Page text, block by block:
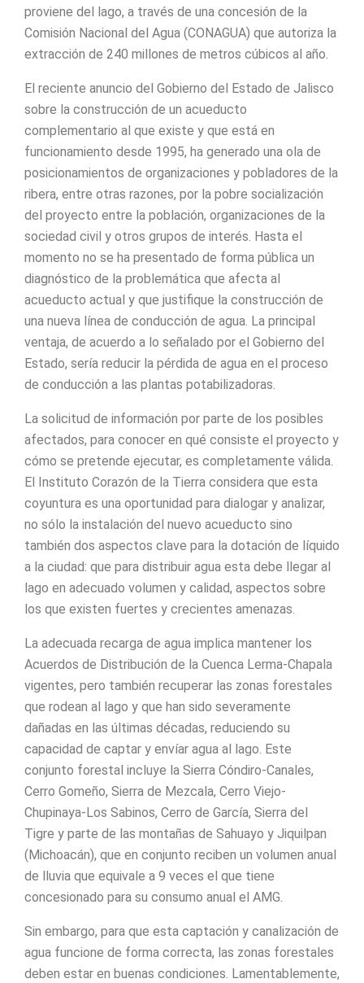
proviene del lago, a través de una concesión de la
Comisión Nacional del Agua (CONAGUA) que autoriza la
extracción de 240 millones de metros cúbicos al año.
El reciente anuncio del Gobierno del Estado de Jalisco
sobre la construcción de un acueducto
complementario al que existe y que está en
funcionamiento desde 1995, ha generado una ola de
posicionamientos de organizaciones y pobladores de la
ribera, entre otras razones, por la pobre socialización
del proyecto entre la población, organizaciones de la
sociedad civil y otros grupos de interés. Hasta el
momento no se ha presentado de forma pública un
diagnóstico de la problemática que afecta al
acueducto actual y que justifique la construcción de
una nueva línea de conducción de agua. La principal
ventaja, de acuerdo a lo señalado por el Gobierno del
Estado, sería reducir la pérdida de agua en el proceso
de conducción a las plantas potabilizadoras.
La solicitud de información por parte de los posibles
afectados, para conocer en qué consiste el proyecto y
cómo se pretende ejecutar, es completamente válida.
El Instituto Corazón de la Tierra considera que esta
coyuntura es una oportunidad para dialogar y analizar,
no sólo la instalación del nuevo acueducto sino
también dos aspectos clave para la dotación de líquido
a la ciudad: que para distribuir agua esta debe llegar al
lago en adecuado volumen y calidad, aspectos sobre
los que existen fuertes y crecientes amenazas.
La adecuada recarga de agua implica mantener los
Acuerdos de Distribución de la Cuenca Lerma-Chapala
vigentes, pero también recuperar las zonas forestales
que rodean al lago y que han sido severamente
dañadas en las últimas décadas, reduciendo su
capacidad de captar y envíar agua al lago. Este
conjunto forestal incluye la Sierra Cóndiro-Canales,
Cerro Gomeño, Sierra de Mezcala, Cerro Viejo-
Chupinaya-Los Sabinos, Cerro de García, Sierra del
Tigre y parte de las montañas de Sahuayo y Jiquilpan
(Michoacán), que en conjunto reciben un volumen anual
de lluvia que equivale a 9 veces el que tiene
concesionado para su consumo anual el AMG.
Sin embargo, para que esta captación y canalización de
agua funcione de forma correcta, las zonas forestales
deben estar en buenas condiciones. Lamentablemente,